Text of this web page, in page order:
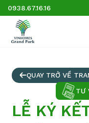
0938.67.16.16
QUAY TRỞ VỀ
LỄ KÝ
TƯ